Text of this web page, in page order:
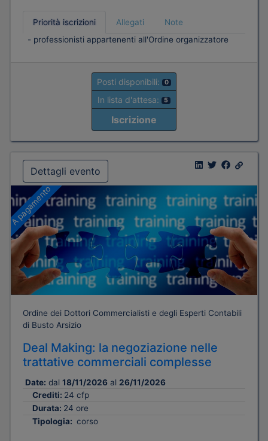
Priorità iscrizioni Allegati
Note
- professionisti appartenenti all'Ordine organizzatore
Posti disponibili: 0
In lista d'attesa: 5
Iscrizione
Dettagli evento
A pagamento
Ordine dei Dottori Commercialisti e degli Esperti Contabili
di Busto Arsizio
Deal Making: la negoziazione nelle
trattative commerciali complesse
Date: dal 18/11/2026 al 26/11/2026
Crediti: 24 cfp
Durata: 24 ore
Tipologia: corso